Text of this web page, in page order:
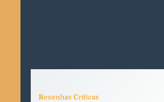
Resenhas Críticas